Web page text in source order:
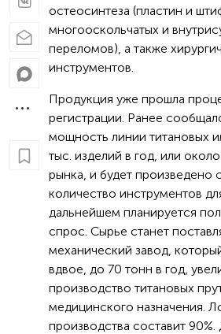
остеосинтеза (пластин и
многооскольчатых и
переломов), а также
инструментов.
Продукция уже прошла
регистрации. Ранее
мощность линии титановых
тыс. изделий в год, или
рынка, и будет произведено
количество инструментов
дальнейшем планируется
спрос. Сырье станет
механический завод,
вдвое, до 70 тонн в год,
производство титановых
медицинского назначения.
производства составит